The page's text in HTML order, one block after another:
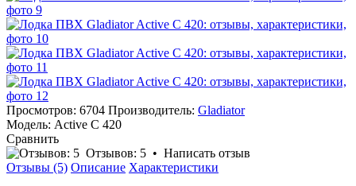
Просмотров: 6704 Производитель: Gladiator
Модель: Active С 420
Сравнить
Отзывов: 5 • Написать отзыв
Отзывы (5) Описание Характеристики